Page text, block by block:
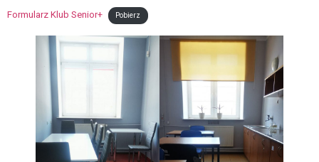
Formularz Klub Senior+ Pobierz